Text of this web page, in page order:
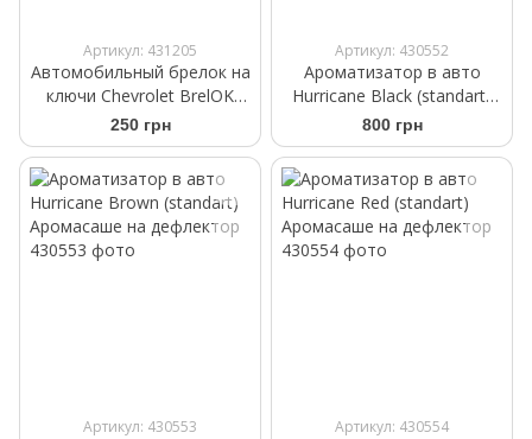
Артикул: 431205
Автомобильный брелок на
ключи Chevrolet BrelOK
черная замша
250 грн
Артикул: 430552
Ароматизатор в авто
Hurricane Black (standart)
Аромасаше на дефлектор
800 грн
Артикул: 430553 Артикул: 430554